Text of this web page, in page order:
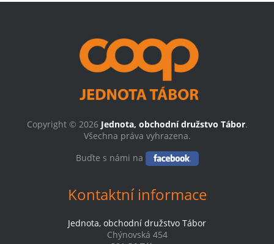
Copyright © 2026 Jednota, obchodní družstvo Tábor.
Všechna práva vyhrazena.
Buďte s námi na
Kontaktní informace
Jednota, obchodní družstvo Tábor
Chýnovská 454